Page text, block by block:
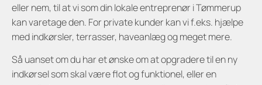
eller nem, til at vi som din lokale entreprenør i Tømmerup
kan varetage den. For private kunder kan vi f.eks. hjælpe
med indkørsler, terrasser, haveanlæg og meget mere.
Så uanset om du har et ønske om at opgradere til en ny
indkørsel som skal være flot og funktionel, eller en